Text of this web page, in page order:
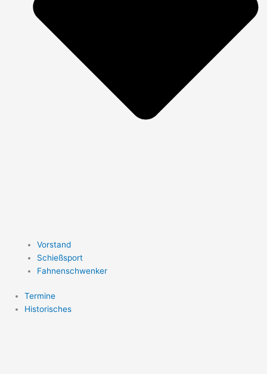
Vorstand
Schießsport
Fahnenschwenker
Termine
Historisches